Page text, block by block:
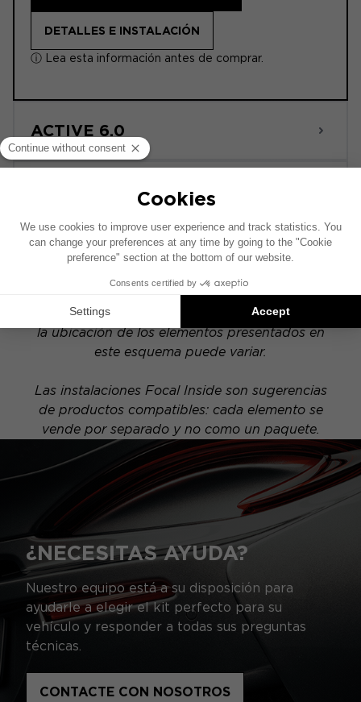
DETALLES E INSTALACIÓN
ⓘ Lea esta información antes de comprar.
ACTIVE 6.0
Este esquema de instalación se ha realizado
sistema de audio original de fábrica. Si tu
vehículo dispone de una opción hi-fi específica,
la ubicación de los elementos presentados en
este esquema puede variar.
Las instalaciones Focal Inside son sugerencias
de productos compatibles: cada elemento se
vende por separado y no como un paquete.
¿NECESITAS AYUDA?
Nuestro equipo está a su disposición para
ayudarle a elegir el kit perfecto para su
vehículo y responder a todas sus preguntas
técnicas.
CONTACTE CON NOSOTROS